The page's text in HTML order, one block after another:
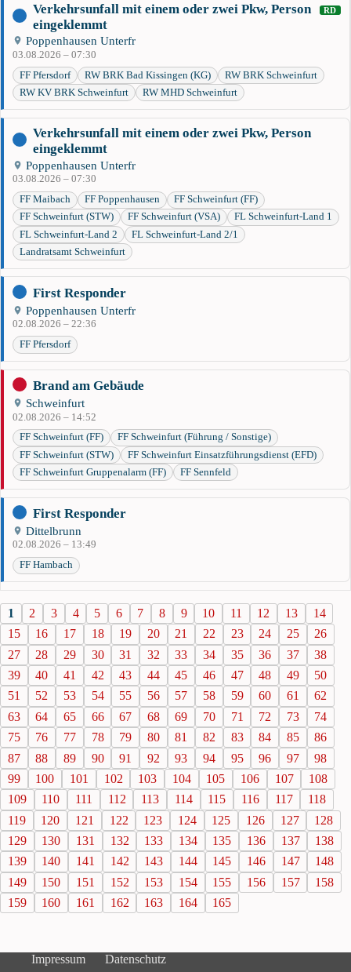
03.08.2026 – 07:30
Poppenhausen Unterfr
Verkehrsunfall mit einem oder zwei Pkw, Person
eingeklemmt
RD
FF Pfersdorf RW BRK Bad Kissingen (KG)
RW BRK Schweinfurt
RW KV BRK Schweinfurt
RW MHD Schweinfurt
03.08.2026 – 07:30
Poppenhausen Unterfr
Verkehrsunfall mit einem oder zwei Pkw, Person
eingeklemmt
FF Maibach FF Poppenhausen
FF Schweinfurt (FF)
FF Schweinfurt (STW)
FF Schweinfurt (VSA)
FL Schweinfurt-Land 1
FL Schweinfurt-Land 2
FL Schweinfurt-Land 2/1
Landratsamt Schweinfurt
02.08.2026 – 22:36
Poppenhausen Unterfr
First Responder
FF Pfersdorf
02.08.2026 – 14:52
Schweinfurt
Brand am Gebäude
FF Schweinfurt (FF)
FF Schweinfurt (Führung / Sonstige)
FF Schweinfurt (STW)
FF Schweinfurt Einsatzführungsdienst (EFD)
FF Schweinfurt Gruppenalarm (FF)
FF Sennfeld
02.08.2026 – 13:49
Dittelbrunn
First Responder
FF Hambach
1 2 3 4 5 6 7 8 9 10 11 12 13
14
15
16 17 18 19 20 21 22 23 24 25
26
27
28 29 30 31 32 33 34 35 36 37
38
39
40 41 42 43 44 45 46 47 48 49
50
51
52 53 54 55 56 57 58 59 60 61
62
63
64 65 66 67 68 69 70 71 72 73
74
75
76 77 78 79 80 81 82 83 84 85
86
87
88 89 90 91 92 93 94 95 96 97
98
99
100 101 102 103 104 105 106 107
108
109
110 111 112 113 114 115 116 117
118
119
120 121 122 123 124 125 126 127
128
129
130 131 132 133 134 135 136 137
138
139
140 141 142 143 144 145 146 147
148
149
150 151 152 153 154 155 156 157
158
159
160 161 162 163 164 165
Impressum Datenschutz